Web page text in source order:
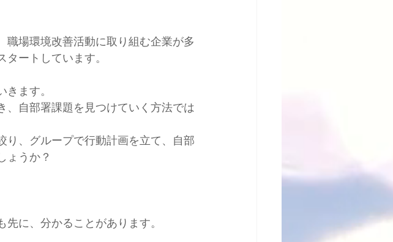
場環境改善活動に取り組む企業が多
ートしています。
ます。
自部署課題を見つけていく方法では
、グループで行動計画を立て、自部
ょうか？
に、分かることがあります。